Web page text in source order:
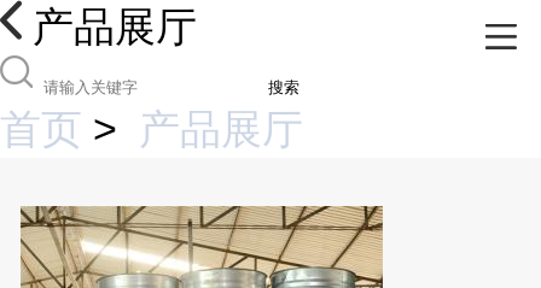
产品展厅
搜索
首页 > 产品展厅